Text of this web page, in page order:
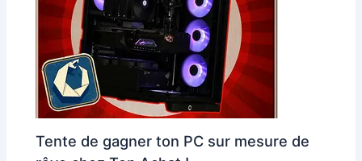
Tente de gagner ton PC sur mesure de